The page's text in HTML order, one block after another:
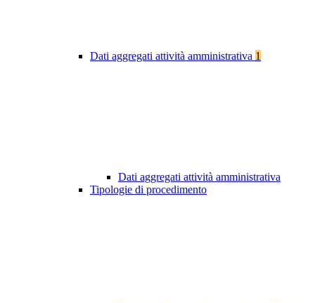
Dati aggregati attività amministrativa 1
Dati aggregati attività amministrativa
Tipologie di procedimento